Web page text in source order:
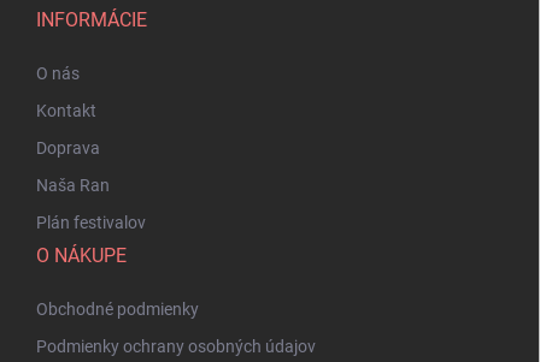
INFORMÁCIE
O nás
Kontakt
Doprava
Naša Ran
Plán festivalov
O NÁKUPE
Obchodné podmienky
Podmienky ochrany osobných údajov